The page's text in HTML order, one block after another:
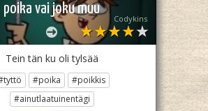
poika vai joku muu
Codykins
Tein tän ku oli tylsää
#poika
#poikkis
#ainutlaatuinentägi